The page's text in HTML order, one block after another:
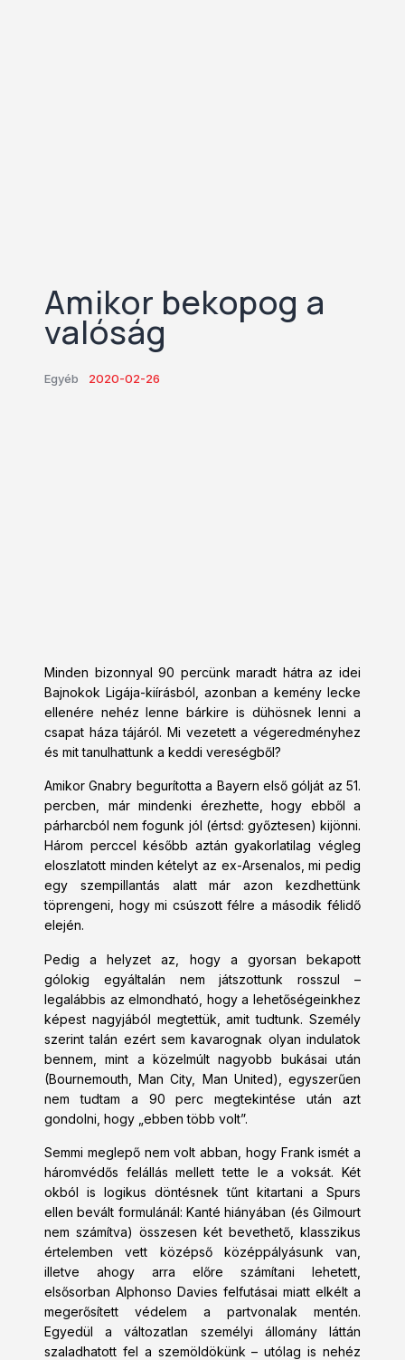
Amikor bekopog a
valóság
Egyéb 2020-02-26
Minden bizonnyal 90 percünk maradt hátra az idei
Bajnokok Ligája-kiírásból, azonban a kemény lecke
ellenére nehéz lenne bárkire is dühösnek lenni a
csapat háza tájáról. Mi vezetett a végeredményhez
és mit tanulhattunk a keddi vereségből?
Amikor Gnabry begurította a Bayern első gólját az 51.
percben, már mindenki érezhette, hogy ebből a
párharcból nem fogunk jól (értsd: győztesen) kijönni.
Három perccel később aztán gyakorlatilag végleg
eloszlatott minden kételyt az ex-Arsenalos, mi pedig
egy szempillantás alatt már azon kezdhettünk
töprengeni, hogy mi csúszott félre a második félidő
elején.
Pedig a helyzet az, hogy a gyorsan bekapott
gólokig egyáltalán nem játszottunk rosszul –
legalábbis az elmondható, hogy a lehetőségeinkhez
képest nagyjából megtettük, amit tudtunk. Személy
szerint talán ezért sem kavarognak olyan indulatok
bennem, mint a közelmúlt nagyobb bukásai után
(Bournemouth, Man City, Man United), egyszerűen
nem tudtam a 90 perc megtekintése után azt
gondolni, hogy „ebben több volt”.
Semmi meglepő nem volt abban, hogy Frank ismét a
háromvédős felállás mellett tette le a voksát. Két
okból is logikus döntésnek tűnt kitartani a Spurs
ellen bevált formulánál: Kanté hiányában (és Gilmourt
nem számítva) összesen két bevethető, klasszikus
értelemben vett középső középpályásunk van,
illetve ahogy arra előre számítani lehetett,
elsősorban Alphonso Davies felfutásai miatt elkélt a
megerősített védelem a partvonalak mentén.
Egyedül a változatlan személyi állomány láttán
szaladhatott fel a szemöldökünk – utólag is nehéz